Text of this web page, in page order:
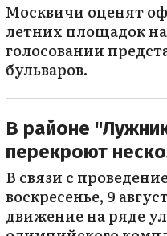
Москвичи оценят
летних площадок
голосовании
бульваров.
В районе
перекроют
В связи с
воскресенье, 9
движение на ряде